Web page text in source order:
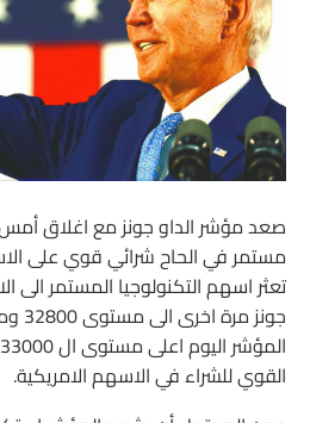
صعد مؤشر الداو جونز مع اغلاق
مستمر في الحاح شرائي قوي على
تعثر اسهم التكنولوجيا المستمر
القوي للشراء في الاسهم الامريكية.